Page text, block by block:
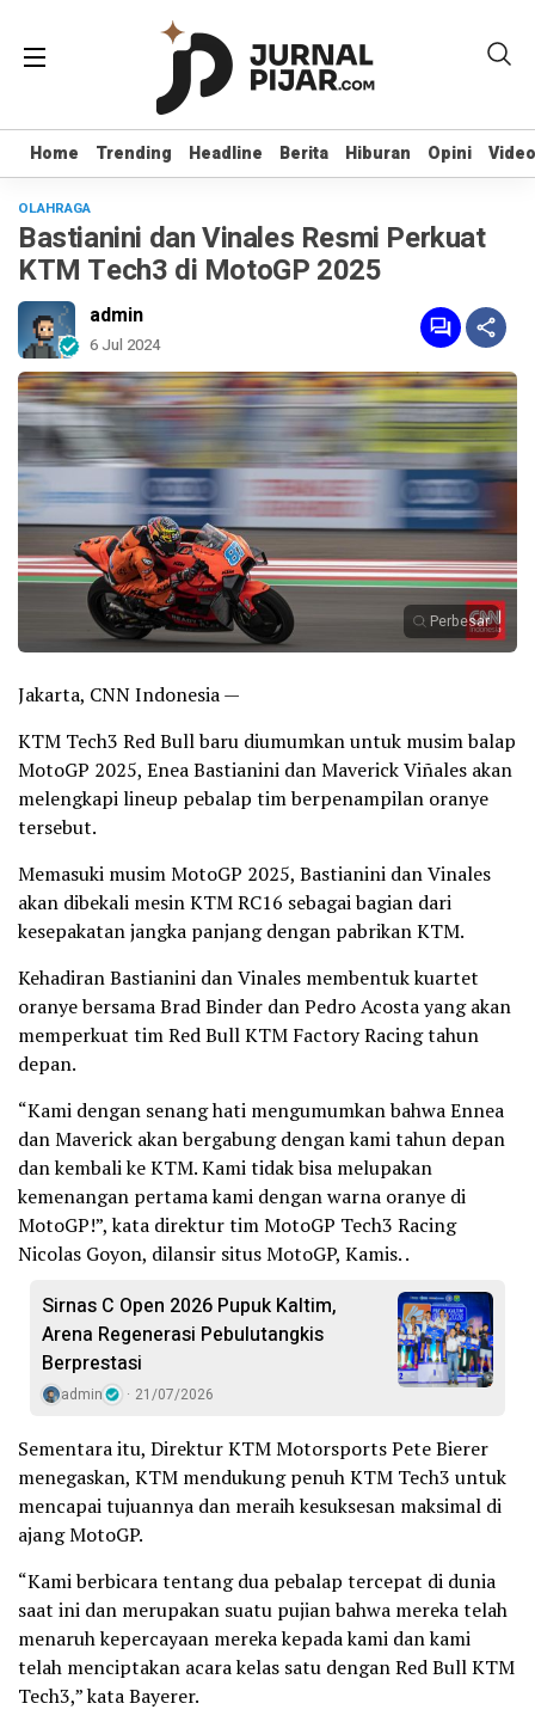
Home Trending Headline Berita Hiburan Opini Video
Home Trending Headline Berita Hiburan Opini Video
OLAHRAGA
Bastianini dan Vinales Resmi Perkuat
KTM Tech3 di MotoGP 2025
admin
6 Jul 2024
Perbesar
Jakarta, CNN Indonesia —
KTM Tech3 Red Bull baru diumumkan untuk musim balap
MotoGP 2025, Enea Bastianini dan Maverick Viñales akan
melengkapi lineup pebalap tim berpenampilan oranye
tersebut.
Memasuki musim MotoGP 2025, Bastianini dan Vinales
akan dibekali mesin KTM RC16 sebagai bagian dari
kesepakatan jangka panjang dengan pabrikan KTM.
Kehadiran Bastianini dan Vinales membentuk kuartet
oranye bersama Brad Binder dan Pedro Acosta yang akan
memperkuat tim Red Bull KTM Factory Racing tahun
depan.
“Kami dengan senang hati mengumumkan bahwa Ennea
dan Maverick akan bergabung dengan kami tahun depan
dan kembali ke KTM. Kami tidak bisa melupakan
kemenangan pertama kami dengan warna oranye di
MotoGP!”, kata direktur tim MotoGP Tech3 Racing
Nicolas Goyon, dilansir situs MotoGP, Kamis. .
Sirnas C Open 2026 Pupuk Kaltim,
Arena Regenerasi Pebulutangkis
Berprestasi
admin 21/07/2026
Sementara itu, Direktur KTM Motorsports Pete Bierer
menegaskan, KTM mendukung penuh KTM Tech3 untuk
mencapai tujuannya dan meraih kesuksesan maksimal di
ajang MotoGP.
“Kami berbicara tentang dua pebalap tercepat di dunia
saat ini dan merupakan suatu pujian bahwa mereka telah
menaruh kepercayaan mereka kepada kami dan kami
telah menciptakan acara kelas satu dengan Red Bull KTM
Tech3,” kata Bayerer.